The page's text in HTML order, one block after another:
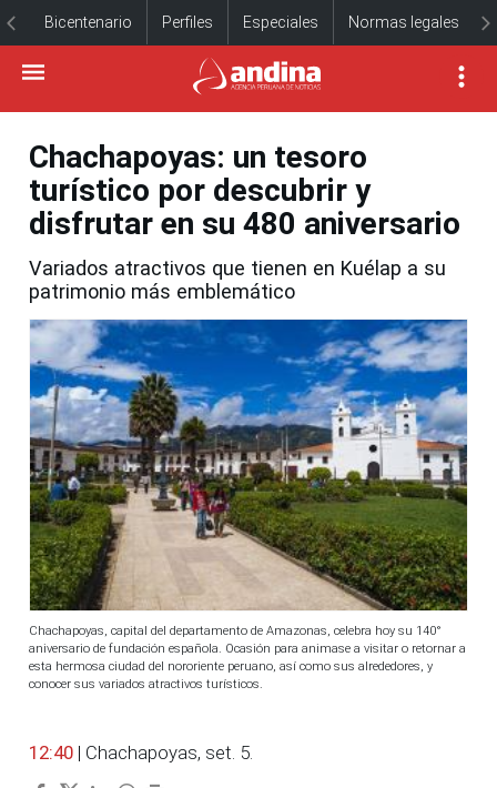
Bicentenario Perfiles Especiales Normas legales
Chachapoyas: un tesoro
turístico por descubrir y
disfrutar en su 480 aniversario
Variados atractivos que tienen en Kuélap a su
patrimonio más emblemático
Chachapoyas, capital del departamento de Amazonas, celebra hoy su 140°
aniversario de fundación española. Ocasión para animase a visitar o retornar a
esta hermosa ciudad del nororiente peruano, así como sus alrededores, y
conocer sus variados atractivos turísticos.
12:40 | Chachapoyas, set. 5.